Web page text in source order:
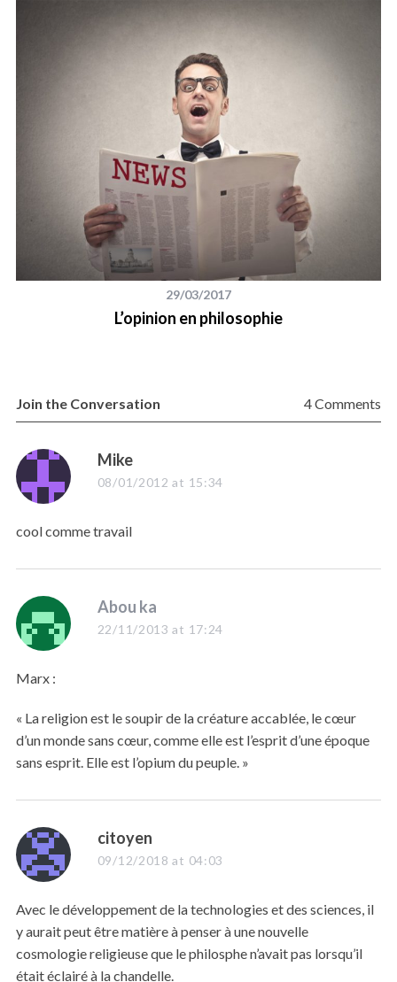
29/03/2017
L’opinion en philosophie
Join the Conversation 4 Comments
s
a
s
Mike
08/01/2012 at 15:34
cool comme travail
s
a
Abou ka
22/11/2013 at 17:24
Marx :
« La religion est le soupir de la créature accablée, le cœur
d’un monde sans cœur, comme elle est l’esprit d’une époque
sans esprit. Elle est l’opium du peuple. »
s
a
s
:
citoyen
09/12/2018 at 04:03
Avec le développement de la technologies et des sciences, il
y aurait peut être matière à penser à une nouvelle
cosmologie religieuse que le philosphe n’avait pas lorsqu’il
était éclairé à la chandelle.